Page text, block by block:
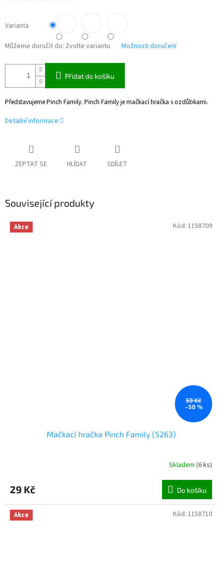
Varianta
Můžeme doručit do: Zvolte variantu Možnosti doručení
Přidat do košíku
Představujeme Pinch Family. Pinch Family je mačkací hračka s ozdůbkami.
Detailní informace
ZEPTAT SE HLÍDAT SDÍLET
Související produkty
Akce
59 Kč
–50 %
Mačkací hračka Pinch Family (5263)
Skladem (6 ks)
29 Kč Do košíku
Kód: 1158709
Akce Kód: 1158710